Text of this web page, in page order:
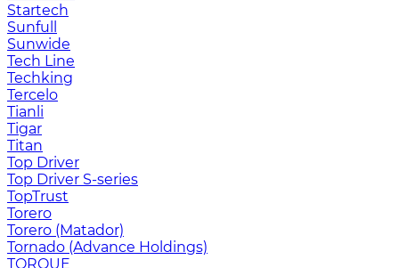
Startech
Sunfull
Sunwide
Tech Line
Techking
Tercelo
Tianli
Tigar
Titan
Top Driver
Top Driver S-series
TopTrust
Torero
Torero (Matador)
Tornado (Advance Holdings)
TORQUE